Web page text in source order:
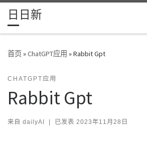
Skip to content
日日新
首页»ChatGPT应用 »Rabbit Gpt
CHATGPT应用
Rabbit Gpt
来自 dailyAI | 已发表 2023年11月28日